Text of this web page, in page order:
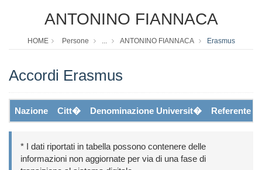
ANTONINO FIANNACA
HOME Persone ... ANTONINO FIANNACA Erasmus
Accordi Erasmus
Nazione Citt� Denominazione Universit� Referente
* I dati riportati in tabella possono contenere delle
informazioni non aggiornate per via di una fase di